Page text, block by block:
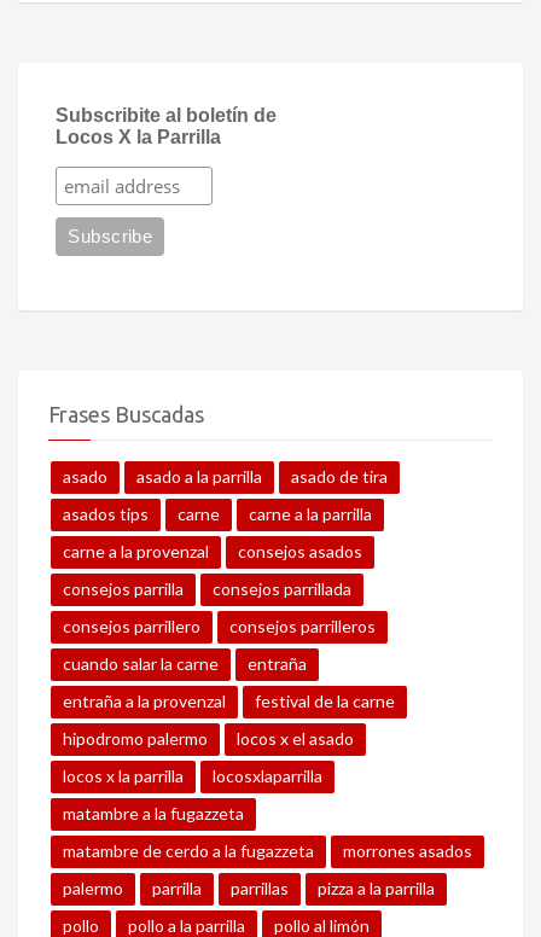
Subscribite al boletín de
Locos X la Parrilla
Frases Buscadas
asado asado a la parrilla
asado de tira
asados tips
carne
carne a la parrilla
carne a la provenzal
consejos asados
consejos parrilla
consejos parrillada
consejos parrillero
consejos parrilleros
cuando salar la carne
entraña
entraña a la provenzal
festival de la carne
hipodromo palermo
locos x el asado
locos x la parrilla
locosxlaparrilla
matambre a la fugazzeta
matambre de cerdo a la fugazzeta
morrones asados
palermo
parrilla parrillas
pizza a la parrilla
pollo
pollo a la parrilla
pollo al limón